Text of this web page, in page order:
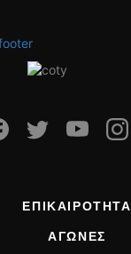
ΕΠΙΚΑΙΡΟΤΗΤΑ
ΑΓΩΝΕΣ